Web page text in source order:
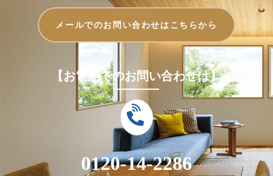
メールでのお問い合わせはこちらから
【お電話でのお問い合わせは】
0120-14-2286